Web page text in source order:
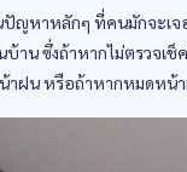
ปัญหาหลักๆ ที่คนมักจะเจ
าน ซึ่งถ้าหากไม่ตรวจเช็
าฝน หรือถ้าหากหมดหน้า